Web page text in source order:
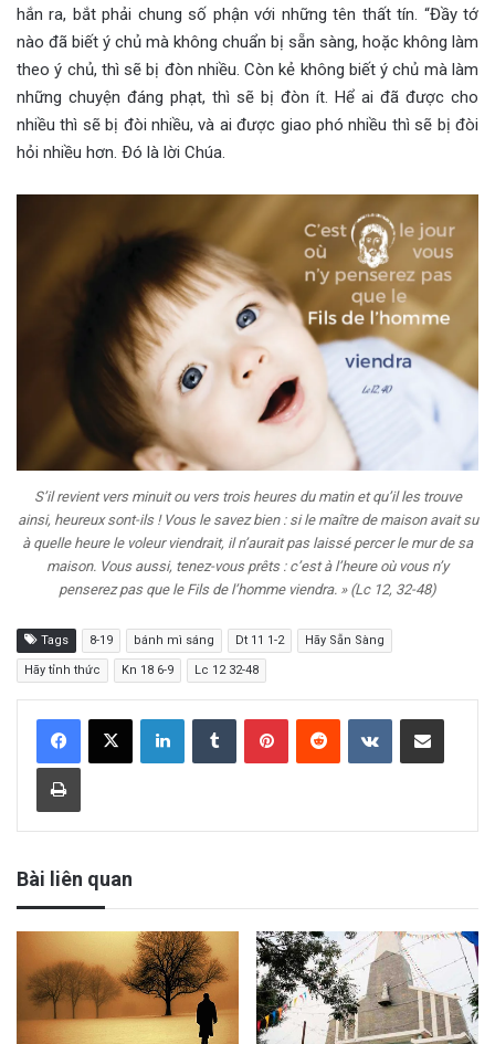
hắn ra, bắt phải chung số phận với những tên thất tín. “Đầy tớ
nào đã biết ý chủ mà không chuẩn bị sẵn sàng, hoặc không làm
theo ý chủ, thì sẽ bị đòn nhiều. Còn kẻ không biết ý chủ mà làm
những chuyện đáng phạt, thì sẽ bị đòn ít. Hể ai đã được cho
nhiều thì sẽ bị đòi nhiều, và ai được giao phó nhiều thì sẽ bị đòi
hỏi nhiều hơn. Ðó là lời Chúa.
S’il revient vers minuit ou vers trois heures du matin et qu’il les trouve
ainsi, heureux sont-ils ! Vous le savez bien : si le maître de maison avait su
à quelle heure le voleur viendrait, il n’aurait pas laissé percer le mur de sa
maison. Vous aussi, tenez-vous prêts : c’est à l’heure où vous n’y
penserez pas que le Fils de l’homme viendra. » (Lc 12, 32-48)
Tags 8-19 bánh mì sáng Dt 11 1-2 Hãy Sẵn Sàng
Hãy tỉnh thức Kn 18 6-9 Lc 12 32-48
Bài liên quan